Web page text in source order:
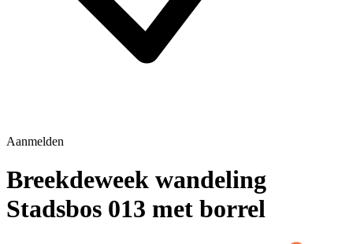
Aanmelden
Breekdeweek wandeling
Stadsbos 013 met borrel